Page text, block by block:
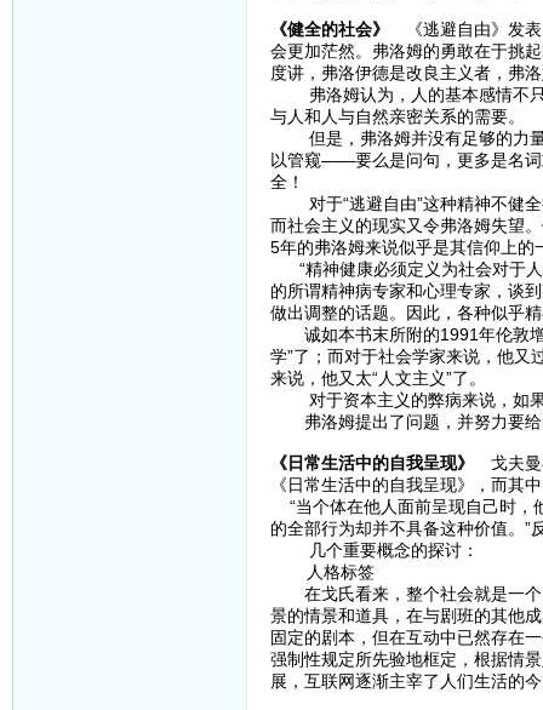
《健全的社会》
《逃避自由》发表
会更加茫然。弗洛姆的勇敢在于挑
度讲，弗洛伊德是改良主义者，弗
弗洛姆认为，人的基本感情不只
与人和人与自然亲密关系的需要
但是，弗洛姆并没有足够的力量
以管窥——要么是问句，更多是名词
全！
对于“逃避自由”这种精神不健全
而社会主义的现实又令弗洛姆失望
5年的弗洛姆来说似乎是其信仰上的
“精神健康必须定义为社会对于人
的所谓精神病专家和心理专家，谈
做出调整的话题。因此，各种似乎
诚如本书末所附的1991年伦敦增
学”了；而对于社会学家来说，他又
来说，他又太“人文主义”了。
对于资本主义的弊病来说，如果
弗洛姆提出了问题，并努力要给
《日常生活中的自我呈现》
戈夫曼
《日常生活中的自我呈现》，而其
“当个体在他人面前呈现自己时，
的全部行为却并不具备这种价值。”
几个重要概念的探讨：
人格标签
在戈氏看来，整个社会就是一个
景的情景和道具，在与剧班的其他
固定的剧本，但在互动中已然存在
强制性规定所先验地框定，根据情
展，互联网逐渐主宰了人们生活的